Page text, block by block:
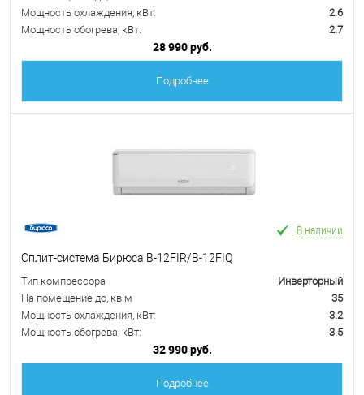
Мощность охлаждения, кВт:
2.6
Мощность обогрева, кВт:
2.7
28 990 руб.
Подробнее
В наличии
Сплит-система Бирюса B-12FIR/B-12FIQ
Тип компрессора
Инверторный
На помещение до, кв.м
35
Мощность охлаждения, кВт:
3.2
Мощность обогрева, кВт:
3.5
32 990 руб.
Подробнее